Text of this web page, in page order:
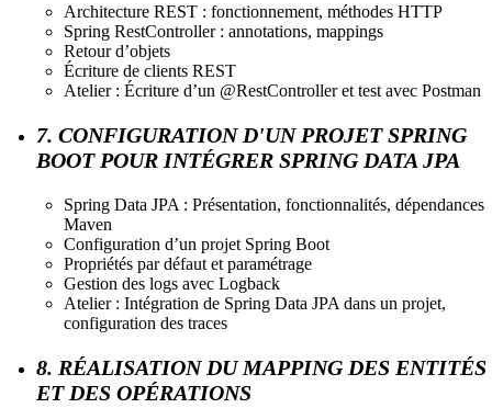
Architecture REST : fonctionnement, méthodes HTTP
Spring RestController : annotations, mappings
Retour d’objets
Écriture de clients REST
Atelier : Écriture d’un @RestController et test avec Postman
7. CONFIGURATION D'UN PROJET SPRING
BOOT POUR INTÉGRER SPRING DATA JPA
Spring Data JPA : Présentation, fonctionnalités, dépendances
Maven
Configuration d’un projet Spring Boot
Propriétés par défaut et paramétrage
Gestion des logs avec Logback
Atelier : Intégration de Spring Data JPA dans un projet,
configuration des traces
8. RÉALISATION DU MAPPING DES ENTITÉS
ET DES OPÉRATIONS